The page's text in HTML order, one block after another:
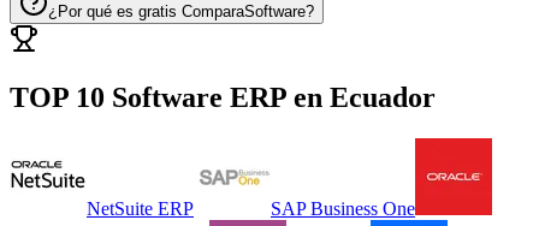
¿Por qué es gratis ComparaSoftware?
TOP 10 Software ERP en Ecuador
NetSuite ERP SAP Business One